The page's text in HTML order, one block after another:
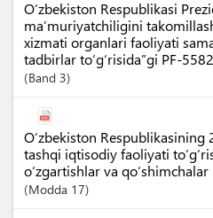
O‘zbekiston Respublikasi
ma’muriyatchiligini
xizmati organlari faoliyati
tadbirlar to‘g‘risida”gi PF-
Band 3
O‘zbekiston Respublikasining
tashqi iqtisodiy faoliyati
o‘zgartishlar va
Modda 17